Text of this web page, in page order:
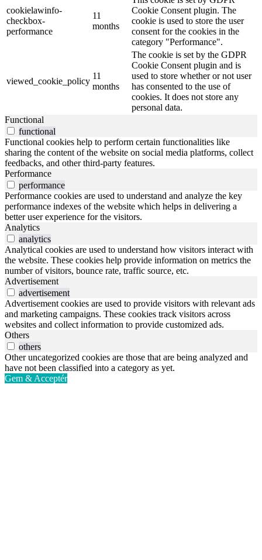
cookielawinfo-
checkbox-
performance
11
months
Cookie Consent plugin. The
cookie is used to store the user
consent for the cookies in the
category "Performance".
viewed_cookie_policy
11
months
The cookie is set by the GDPR
Cookie Consent plugin and is
used to store whether or not user
has consented to the use of
cookies. It does not store any
personal data.
Functional
functional
Functional cookies help to perform certain functionalities like
sharing the content of the website on social media platforms, collect
feedbacks, and other third-party features.
Performance
performance
Performance cookies are used to understand and analyze the key
performance indexes of the website which helps in delivering a
better user experience for the visitors.
Analytics
analytics
Analytical cookies are used to understand how visitors interact with
the website. These cookies help provide information on metrics the
number of visitors, bounce rate, traffic source, etc.
Advertisement
advertisement
Advertisement cookies are used to provide visitors with relevant ads
and marketing campaigns. These cookies track visitors across
websites and collect information to provide customized ads.
Others
others
Other uncategorized cookies are those that are being analyzed and
have not been classified into a category as yet.
Gem & Acceptér